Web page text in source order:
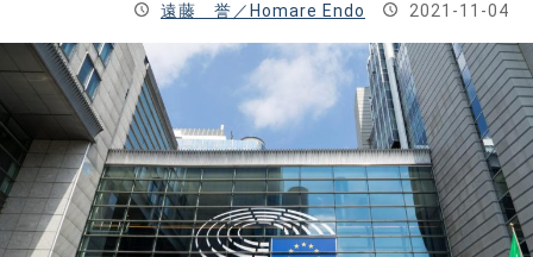
基本操作
トップページ
研究員
研究所概要
遠藤 誉／Homare Endo 2021-11-04